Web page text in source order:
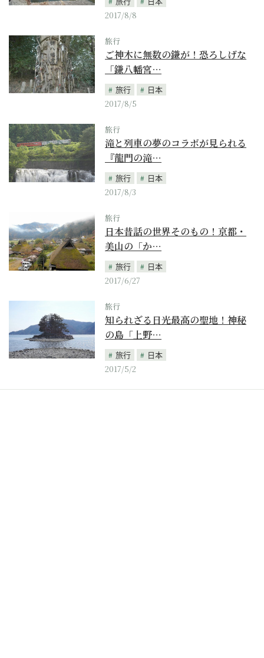
2017/8/8
旅行
ご神木に無数の鎌が！恐ろしげな
「鎌八幡宮…
旅行
日本
2017/8/5
旅行
滝と列車の夢のコラボが見られる
『龍門の滝…
旅行
日本
2017/8/3
旅行
日本昔話の世界そのもの！京都・
美山の「か…
旅行
日本
2017/6/27
旅行
知られざる日光最高の聖地！神秘
の島「上野…
旅行
日本
2017/5/2